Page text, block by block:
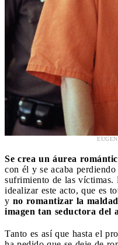
Se crea un áurea
con él y se acaba
sufrimiento de las víctimas.
idealizar este acto, que es
y no romantizar la
imagen tan seductora del
Tanto es así que hasta el